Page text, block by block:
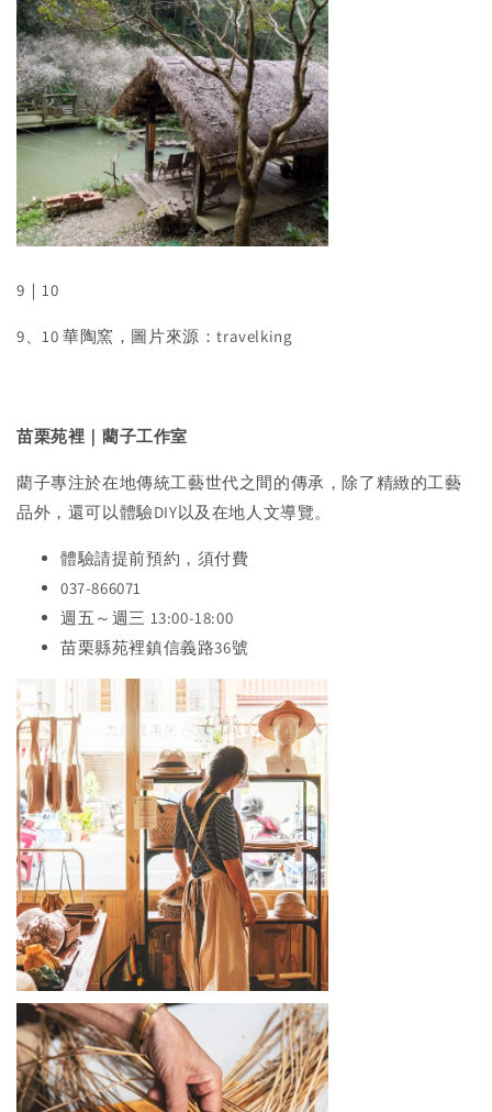
9｜10
9、10 華陶窯，圖片來源：travelking
苗栗苑裡｜藺子工作室
藺子專注於在地傳統工藝世代之間的傳承，除了精緻的工藝
品外，還可以體驗DIY以及在地人文導覽。
體驗請提前預約，須付費
037-866071
週五～週三 13:00-18:00
苗栗縣苑裡鎮信義路36號